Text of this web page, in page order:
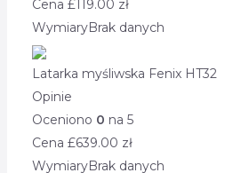
Cena £119.00 zł
WymiaryBrak danych
Latarka myśliwska Fenix HT32
Opinie
Oceniono 0 na 5
Cena £639.00 zł
WymiaryBrak danych